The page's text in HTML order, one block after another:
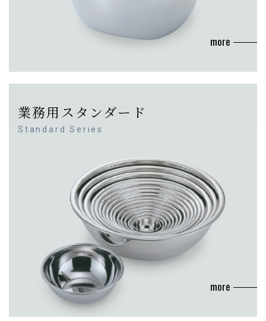
more
業務用スタンダード
Standard Series
more